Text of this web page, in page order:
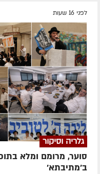
לפני 16 שעות
גלריה וסיקור
סוער, מרומם ומלא
ב'מתיבתא'